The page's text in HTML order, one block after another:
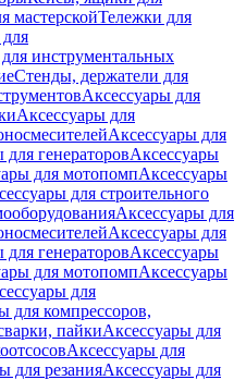
мастерскойТележки для
инструментальных
Стенды, держатели для
Аксессуары для
Аксессуары для
Аксессуары для
для генераторовАксессуары
для мотопомпАксессуары
для строительного
Аксессуары для
Аксессуары для
для генераторовАксессуары
для мотопомпАксессуары
для
для компрессоров,
пайкиАксессуары для
Аксессуары для
для резанияАксессуары для